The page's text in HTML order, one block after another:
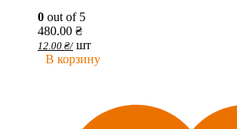
0 out of 5
480.00 ₴
12.00 ₴/ шт
В корзину